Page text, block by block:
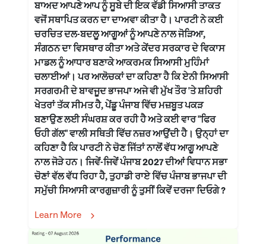
ਬਾਅਦ ਆਪਣੇ ਆਪ ਨੂੰ ਸੂਬੇ ਦੀ ਇਕ ਵੱਡੀ ਸਿਆਸੀ ਤਾਕਤ
ਵਜੋਂ ਸਥਾਪਿਤ ਕਰਨ ਦਾ ਦਾਅਵਾ ਕੀਤਾ ਹੈ। ਪਾਰਟੀ ਨੇ ਕਈ
ਚਰਚਿਤ ਦਲ-ਬਦਲੂ ਆਗੂਆਂ ਨੂੰ ਆਪਣੇ ਨਾਲ ਜੋੜਿਆ,
ਸੰਗਠਨ ਦਾ ਵਿਸਥਾਰ ਕੀਤਾ ਅਤੇ ਕੇਂਦਰ ਸਰਕਾਰ ਦੇ ਵਿਕਾਸ
ਮਾਡਲ ਨੂੰ ਆਧਾਰ ਬਣਾਕੇ ਆਕਰਮਕ ਸਿਆਸੀ ਮੁਹਿੰਮਾਂ
ਚਲਾਈਆਂ। ਪਰ ਆਲੋਚਕਾਂ ਦਾ ਕਹਿਣਾ ਹੈ ਕਿ ਏਨੀ ਸਿਆਸੀ
ਸਰਗਰਮੀ ਦੇ ਬਾਵਜੂਦ ਭਾਜਪਾ ਅਜੇ ਵੀ ਮੁੱਖ ਤੌਰ 'ਤੇ ਸ਼ਹਿਰੀ
ਖੇਤਰਾਂ ਤੱਕ ਸੀਮਤ ਹੈ, ਪੇਂਡੂ ਪੰਜਾਬ ਵਿੱਚ ਮਜ਼ਬੂਤ ਪਕੜ
ਬਣਾਉਣ ਲਈ ਸੰਘਰਸ਼ ਕਰ ਰਹੀ ਹੈ ਅਤੇ ਕਈ ਵਾਰ "ਫਿਰ
ਓਹੀ ਗੱਲ" ਵਾਲੀ ਸਥਿਤੀ ਵਿੱਚ ਨਜ਼ਰ ਆਉਂਦੀ ਹੈ। ਉਨ੍ਹਾਂ ਦਾ
ਕਹਿਣਾ ਹੈ ਕਿ ਪਾਰਟੀ ਨੇ ਚੋਣ ਜਿੱਤਾਂ ਨਾਲੋਂ ਵੱਧ ਆਗੂ ਆਪਣੇ
ਨਾਲ ਜੋੜੇ ਹਨ। ਜਿਵੇਂ-ਜਿਵੇਂ ਪੰਜਾਬ 2027 ਦੀਆਂ ਵਿਧਾਨ ਸਭਾ
ਚੋਣਾਂ ਵੱਲ ਵੱਧ ਰਿਹਾ ਹੈ, ਤੁਹਾਡੀ ਰਾਏ ਵਿੱਚ ਪੰਜਾਬ ਭਾਜਪਾ ਦੀ
ਸਮੁੱਚੀ ਸਿਆਸੀ ਕਾਰਗੁਜ਼ਾਰੀ ਨੂੰ ਤੁਸੀਂ ਕਿਵੇਂ ਦਰਜਾ ਦਿਓਗੇ ?
Learn More